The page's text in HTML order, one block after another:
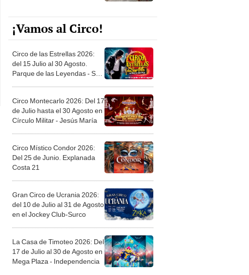
¡Vamos al Circo!
Circo de las Estrellas 2026:
del 15 Julio al 30 Agosto.
Parque de las Leyendas - San
Circo Montecarlo 2026: Del 17
de Julio hasta el 30 Agosto en
Círculo Militar - Jesús María
Circo Místico Condor 2026:
Del 25 de Junio. Explanada
Costa 21
Gran Circo de Ucrania 2026:
del 10 de Julio al 31 de Agosto
en el Jockey Club-Surco
La Casa de Timoteo 2026: Del
17 de Julio al 30 de Agosto en
Mega Plaza - Independencia